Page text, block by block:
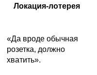
Локация-лотерея
«Да вроде обычная
розетка, должно
хватить».